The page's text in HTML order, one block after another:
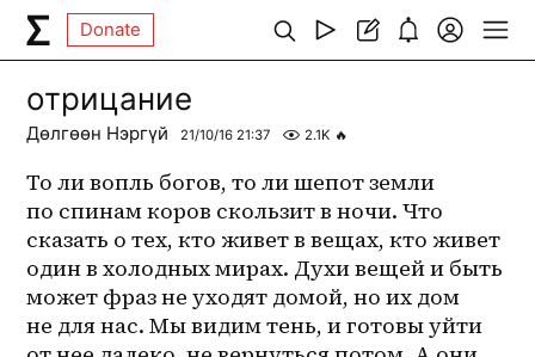
Donate
отрицание
Дөлгөөн Нэргүй 21/10/16 21:37 2.1K 🔥
То ли вопль богов, то ли шепот земли
по спинам коров скользит в ночи. Что
сказать о тех, кто живет в вещах, кто живет
один в холодных мирах. Духи вещей и быть
может фраз не уходят домой, но их дом
не для нас. Мы видим тень, и готовы уйти